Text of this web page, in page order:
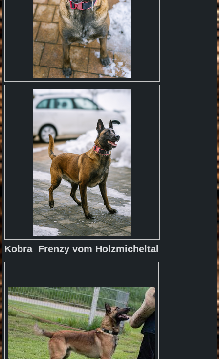
Kobra Frenzy vom Holzmicheltal